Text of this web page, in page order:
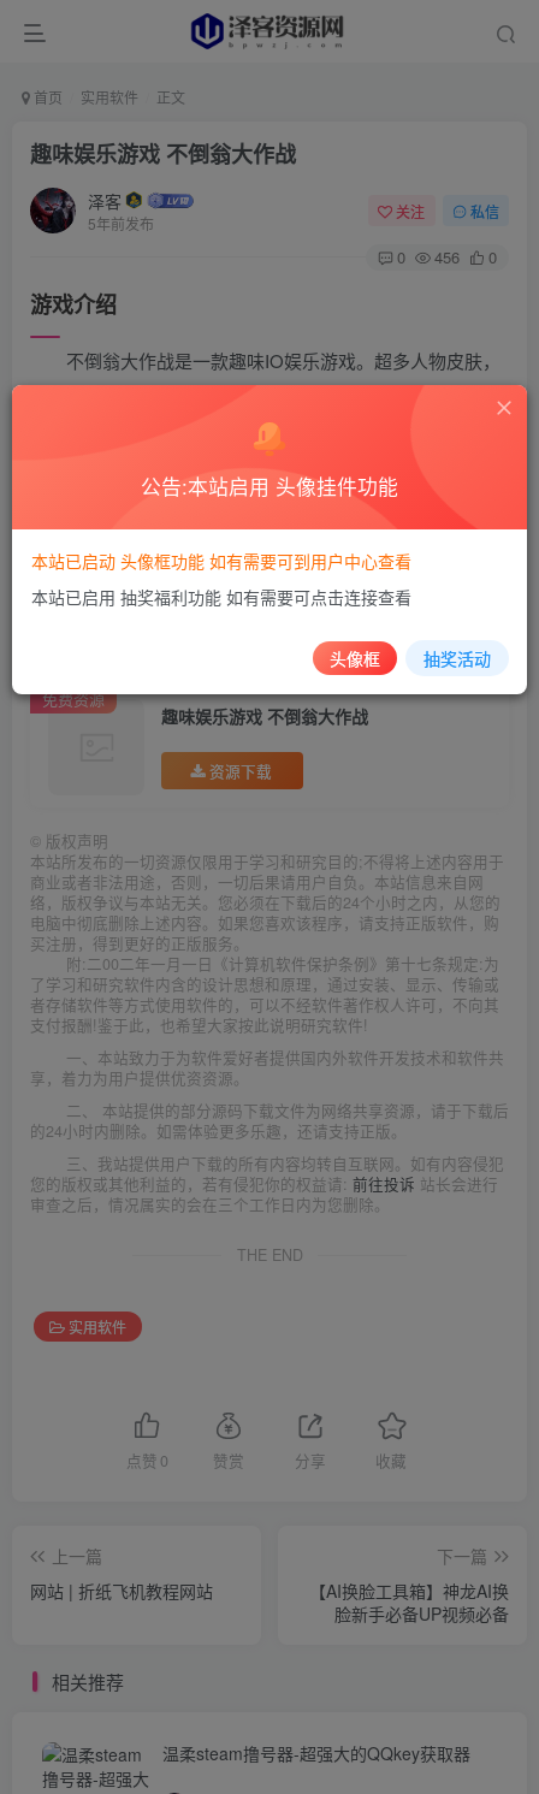
首页 实用软件 正文
趣味娱乐游戏 不倒翁大作战
泽客
5年前发布
关注 私信
0 456 0
游戏介绍
不倒翁大作战是一款趣味IO娱乐游戏。超多人物皮肤，
魔性的人物造型，你需要不断的升级，利用你的武器将对方
的不倒翁击下擂台，取得胜利。免费使用金币！
白嫖就关注：资源白嫖网
免费资源
趣味娱乐游戏 不倒翁大作战
资源下载
© 版权声明
本站所发布的一切资源仅限用于学习和研究目的;不得将上述内容用于
商业或者非法用途，否则，一切后果请用户自负。本站信息来自网
络，版权争议与本站无关。您必须在下载后的24个小时之内，从您的
电脑中彻底删除上述内容。如果您喜欢该程序，请支持正版软件，购
买注册，得到更好的正版服务。
附:二00二年一月一日《计算机软件保护条例》第十七条规定:为
了学习和研究软件内含的设计思想和原理，通过安装、显示、传输或
者存储软件等方式使用软件的，可以不经软件著作权人许可，不向其
支付报酬!鉴于此，也希望大家按此说明研究软件!
一、本站致力于为软件爱好者提供国内外软件开发技术和软件共
享，着力为用户提供优资资源。
二、 本站提供的部分源码下载文件为网络共享资源，请于下载后
的24小时内删除。如需体验更多乐趣，还请支持正版。
三、我站提供用户下载的所有内容均转自互联网。如有内容侵犯
您的版权或其他利益的，若有侵犯你的权益请: 前往投诉 站长会进行
审查之后，情况属实的会在三个工作日内为您删除。
THE END
实用软件
点赞 0 赞赏 分享 收藏
上一篇
网站 | 折纸飞机教程网站
下一篇
【AI换脸工具箱】神龙AI换
脸新手必备UP视频必备
相关推荐
温柔steam撸号器-超强大的QQkey获取器
公告:本站启用 头像挂件功能
本站已启动 头像框功能 如有需要可到用户中心查看
本站已启用 抽奖福利功能 如有需要可点击连接查看
头像框 抽奖活动